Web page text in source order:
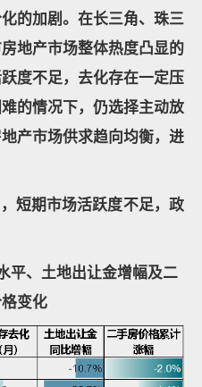
的加剧。在长三角、珠三
地产市场整体热度凸显的
度不足，去化存在一定压
的情况下，仍选择主动放
产市场供求趋向均衡，进
短期市场活跃度不足，政
平、土地出让金增幅及二
变化